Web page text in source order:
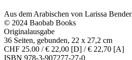
Aus dem Arabischen von Larissa Bender
© 2024 Baobab Books
Originalausgabe
36 Seiten, gebunden, 22 x 27,2 cm
CHF 25.00 / € 22,00 [D] / € 22,70 [A]
ISBN 978-3-907277-27-0